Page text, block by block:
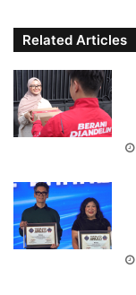
Related Articles